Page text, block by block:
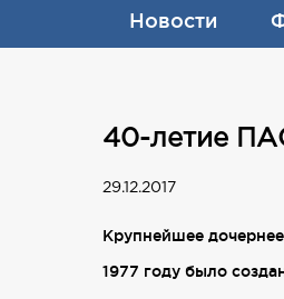
Новости
40-летие
29.12.2017
Крупнейшее
1977 году было